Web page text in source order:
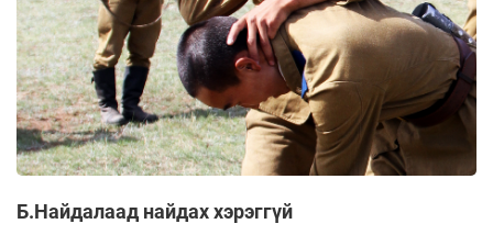
Б.Найдалаад найдах хэрэггүй